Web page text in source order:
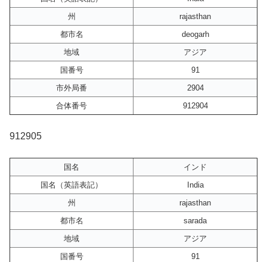
州
rajasthan
都市名
deogarh
地域
アジア
国番号
91
市外局番
2904
合体番号
912904
912905
国名
インド
国名（英語表記）
India
州
rajasthan
都市名
sarada
地域
アジア
国番号
91